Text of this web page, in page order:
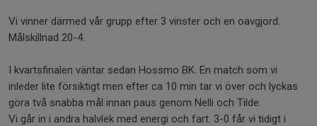
Vi vinner därmed vår grupp efter 3 vinster och en oavgjord.
Målskillnad 20-4.
I kvartsfinalen väntar sedan Hossmo BK. En match som vi
inleder lite försiktigt men efter ca 10 min tar vi över och lyckas
göra två snabba mål innan paus genom Nelli och Tilde.
Vi går in i andra halvlek med energi och fart. 3-0 får vi tidigt i